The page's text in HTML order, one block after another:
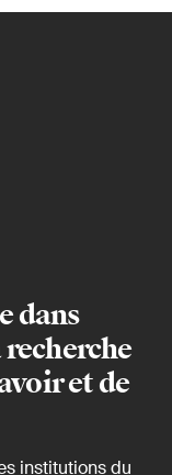
dans
recherche
et de
institutions du